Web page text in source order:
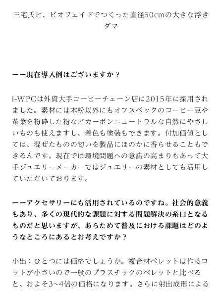
三宅氏と、ビオフェイドでつくった直径50cmの大きな浮き
ダマ
ーー現在導入例はございますか？
i-WPCは外資大手コーヒーチェーン店に2015年に採用され
ました。素材には木粉以外にもオフスペックのコーヒー豆や
茶葉を粉砕した粉などカーボンニュートラルな自然にやさし
いものも使えますし、着色も塗装もできます。付加価値とし
ては、混ぜたものの匂いを製品にほのかに香らせることもで
きるんです。現在では環境問題への意識の高まりもあって大
手ジュエリーメーカーではジュエリーの素材としても活用し
ていただいております。
ーーアクセサリーにも活用されているのですね。社会的意義
もあり、多くの現代的な課題に対する問題解決の糸口となる
ものだと思いますが、あらためて普及における課題はどのよ
うなところにあるとお考えですか？
小出：ひとつには価格でしょうか。複合材ペレットは作るロ
ットが小さいので一般のプラスチックのペレットと比べる
と、およそ3~4倍の価格になります。さらに射出成形による